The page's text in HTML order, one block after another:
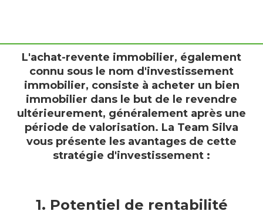
L'achat-revente immobilier, également
connu sous le nom d'investissement
immobilier, consiste à acheter un bien
immobilier dans le but de le revendre
ultérieurement, généralement après une
période de valorisation. La Team Silva
vous présente les avantages de cette
stratégie d'investissement :
1. Potentiel de rentabilité